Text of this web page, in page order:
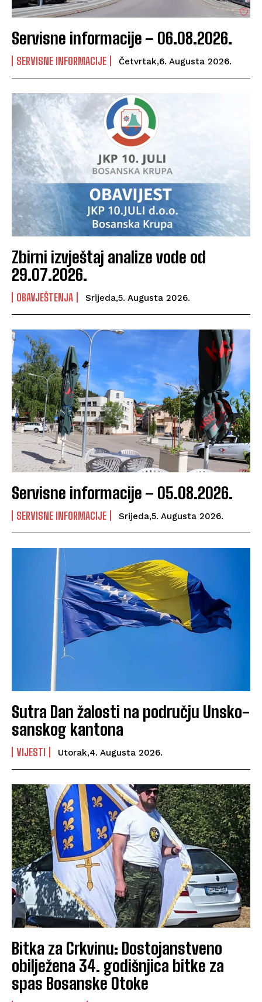
Servisne informacije – 06.08.2026.
SERVISNE INFORMACIJE Četvrtak,6. Augusta 2026.
Zbirni izvještaj analize vode od
29.07.2026.
OBAVJEŠTENJA Srijeda,5. Augusta 2026.
Servisne informacije – 05.08.2026.
SERVISNE INFORMACIJE Srijeda,5. Augusta 2026.
Sutra Dan žalosti na području Unsko-
sanskog kantona
VIJESTI Utorak,4. Augusta 2026.
Bitka za Crkvinu: Dostojanstveno
obilježena 34. godišnjica bitke za
spas Bosanske Otoke